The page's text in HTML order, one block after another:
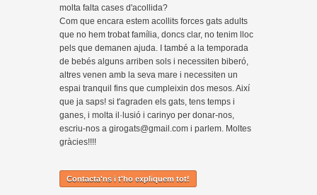
molta falta cases d'acollida?
Com que encara estem acollits forces gats adults
que no hem trobat família, doncs clar, no tenim lloc
pels que demanen ajuda. I també a la temporada
de bebés alguns arriben sols i necessiten biberó,
altres venen amb la seva mare i necessiten un
espai tranquil fins que cumpleixin dos mesos. Així
que ja saps! si t'agraden els gats, tens temps i
ganes, i molta il·lusió i carinyo per donar-nos,
escriu-nos a girogats@gmail.com i parlem. Moltes
gràcies!!!!
Contacta'ns i t'ho expliquem tot!